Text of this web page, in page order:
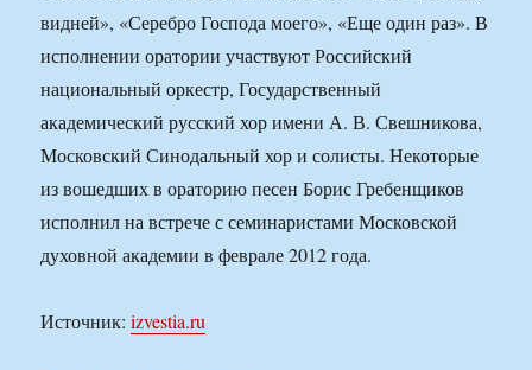
видней», «Серебро Господа моего», «Еще один раз». В
исполнении оратории участвуют Российский
национальный оркестр, Государственный
академический русский хор имени А. В. Свешникова,
Московский Синодальный хор и солисты. Некоторые
из вошедших в ораторию песен Борис Гребенщиков
исполнил на встрече с семинаристами Московской
духовной академии в феврале 2012 года.
Источник:izvestia.ru